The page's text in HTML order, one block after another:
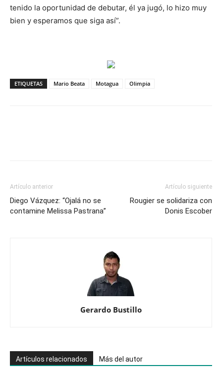
tenido la oportunidad de debutar, él ya jugó, lo hizo muy
bien y esperamos que siga así”.
ETIQUETAS Mario Beata Motagua Olimpia
Artículo anterior
Diego Vázquez: “Ojalá no se
contamine Melissa Pastrana”
Artículo siguiente
Rougier se solidariza con
Donis Escober
Gerardo Bustillo
Artículos relacionados Más del autor